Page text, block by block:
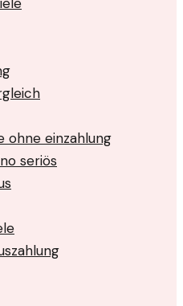
ohne einzahlung
seriös